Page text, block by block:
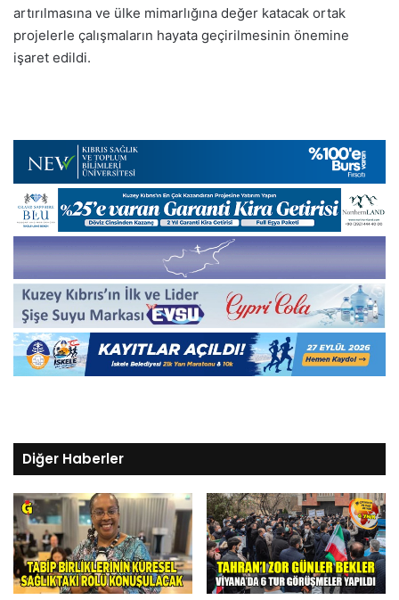
artırılmasına ve ülke mimarlığına değer katacak ortak
projelerle çalışmaların hayata geçirilmesinin önemine
işaret edildi.
Diğer Haberler